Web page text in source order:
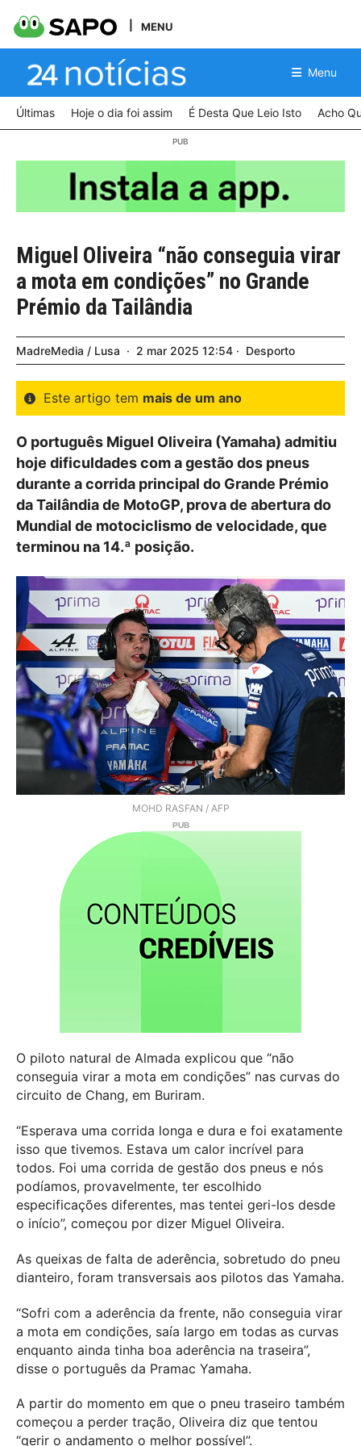
MENU
Menu
Últimas Hoje o dia foi assim É Desta Que Leio Isto Acho
Miguel Oliveira “não conseguia virar
a mota em condições” no Grande
Prémio da Tailândia
MadreMedia / Lusa 2 mar 2025 12:54 Desporto
Este artigo tem mais de um ano
O português Miguel Oliveira (Yamaha) admitiu
hoje dificuldades com a gestão dos pneus
durante a corrida principal do Grande Prémio
da Tailândia de MotoGP, prova de abertura do
Mundial de motociclismo de velocidade, que
terminou na 14.ª posição.
MOHD RASFAN / AFP
O piloto natural de Almada explicou que “não
conseguia virar a mota em condições” nas curvas do
circuito de Chang, em Buriram.
“Esperava uma corrida longa e dura e foi exatamente
isso que tivemos. Estava um calor incrível para
todos. Foi uma corrida de gestão dos pneus e nós
podíamos, provavelmente, ter escolhido
especificações diferentes, mas tentei geri-los desde
o início”, começou por dizer Miguel Oliveira.
As queixas de falta de aderência, sobretudo do pneu
dianteiro, foram transversais aos pilotos das Yamaha.
“Sofri com a aderência da frente, não conseguia virar
a mota em condições, saía largo em todas as curvas
enquanto ainda tinha boa aderência na traseira”,
disse o português da Pramac Yamaha.
A partir do momento em que o pneu traseiro também
começou a perder tração, Oliveira diz que tentou
“gerir o andamento o melhor possível”.